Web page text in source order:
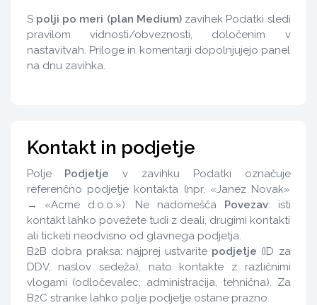
S polji po meri (plan Medium)zavihek Podatki sledi
pravilom vidnosti/obveznosti, določenim v
nastavitvah. Priloge in komentarji dopolnjujejo panel
na dnu zavihka.
Kontakt in podjetje
Polje Podjetje v zavihku Podatki označuje
referenčno podjetje kontakta (npr. «Janez Novak»
→ «Acme d.o.o.»). Ne nadomešča Povezav: isti
kontakt lahko povežete tudi z deali, drugimi kontakti
ali ticketi neodvisno od glavnega podjetja.
B2B dobra praksa: najprej ustvarite podjetje (ID za
DDV, naslov sedeža), nato kontakte z različnimi
vlogami (odločevalec, administracija, tehnična). Za
B2C stranke lahko polje podjetje ostane prazno.